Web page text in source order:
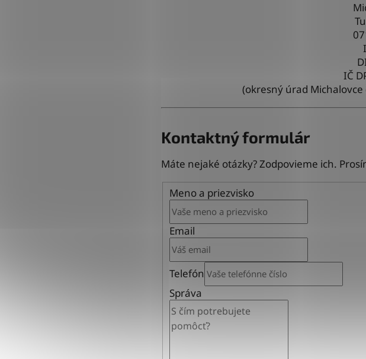
IČ
(okresný úrad
Kontaktný formulár
Máte nejaké otázky? Zodpovieme ich.
Meno a priezvisko
Email
Telefón
Správa